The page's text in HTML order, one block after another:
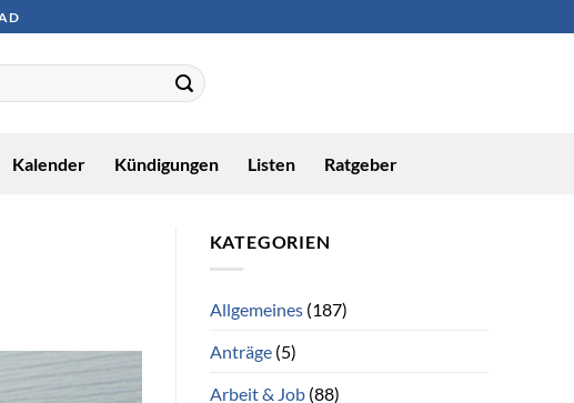
Kalender Kündigungen Listen Ratgeber
KATEGORIEN
Allgemeines(187)
Anträge(5)
Arbeit & Job(88)